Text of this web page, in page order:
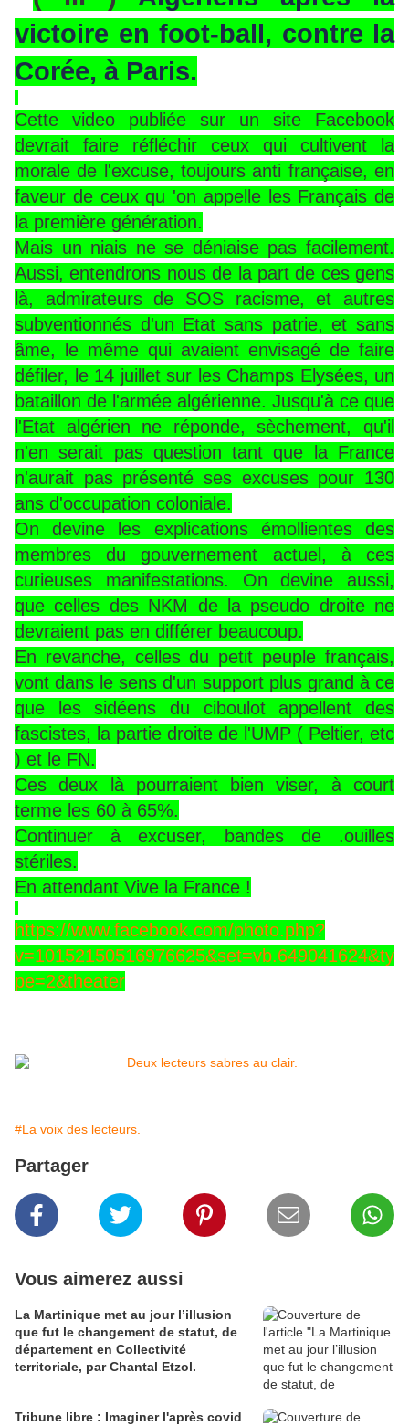
victoire en foot-ball, contre la
Corée, à Paris.
Cette video publiée sur un site Facebook
devrait faire réfléchir ceux qui cultivent la
morale de l'excuse, toujours anti française, en
faveur de ceux qu 'on appelle les Français de
la première génération.
Mais un niais ne se déniaise pas facilement.
Aussi, entendrons nous de la part de ces gens
là, admirateurs de SOS racisme, et autres
subventionnés d'un Etat sans patrie, et sans
âme, le même qui avaient envisagé de faire
défiler, le 14 juillet sur les Champs Elysées, un
bataillon de l'armée algérienne. Jusqu'à ce que
l'Etat algérien ne réponde, sèchement, qu'il
n'en serait pas question tant que la France
n'aurait pas présenté ses excuses pour 130
ans d'occupation coloniale.
On devine les explications émollientes des
membres du gouvernement actuel, à ces
curieuses manifestations. On devine aussi,
que celles des NKM de la pseudo droite ne
devraient pas en différer beaucoup.
En revanche, celles du petit peuple français,
vont dans le sens d'un support plus grand à ce
que les sidéens du ciboulot appellent des
fascistes, la partie droite de l'UMP ( Peltier, etc
) et le FN.
Ces deux là pourraient bien viser, à court
terme les 60 à 65%.
Continuer à excuser, bandes de .ouilles
stériles.
En attendant Vive la France !
https://www.facebook.com/photo.php?
v=10152150516976625&set=vb.649041624&ty
pe=2&theater
#La voix des lecteurs.
Partager
Vous aimerez aussi
La Martinique met au jour l’illusion
que fut le changement de statut, de
département en Collectivité
territoriale, par Chantal Etzol.
Tribune libre : Imaginer l'après covid